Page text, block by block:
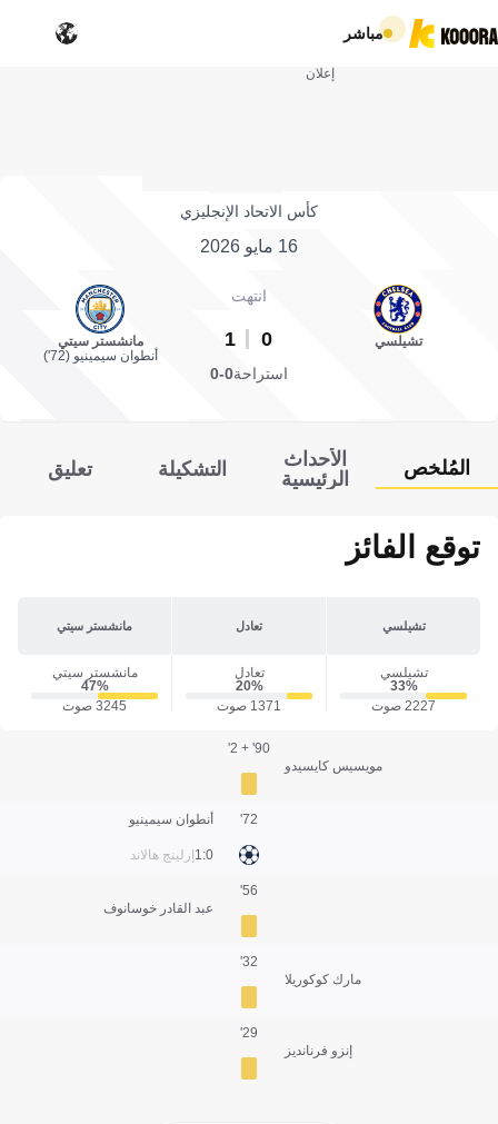
مباشر
إعلان
كأس الاتحاد الإنجليزي
16 مايو 2026
تشيلسي
انتهت
0
1
مانشستر سيتي
أنطوان سيمينيو (72')
استراحة0-0
المُلخص
الأحداث
الرئيسية
التشكيلة تعليق
توقع الفائز
تشيلسي تعادل مانشستر سيتي
تشيلسي
33‎%‎
2227 صوت
تعادل
20‎%‎
1371 صوت
مانشستر سيتي
47‎%‎
3245 صوت
مويسيس كايسيدو
90' + 2'
أنطوان سيمينيو
إرلينج هالاند 0:1
72'
عبد القادر خوسانوف
56'
مارك كوكوريلا
32'
إنزو فرنانديز
29'